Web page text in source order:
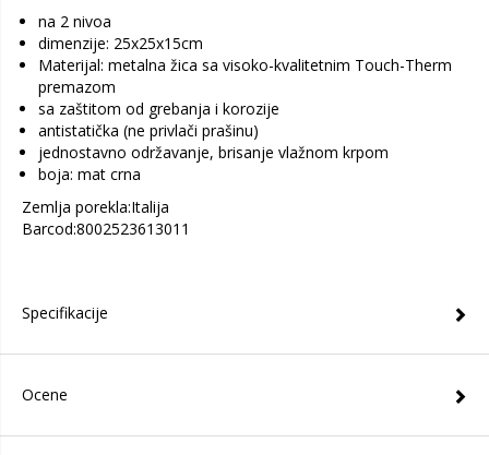
na 2 nivoa
dimenzije: 25x25x15cm
Materijal: metalna žica sa visoko-kvalitetnim Touch-Therm
premazom
sa zaštitom od grebanja i korozije
antistatička (ne privlači prašinu)
jednostavno održavanje, brisanje vlažnom krpom
boja: mat crna
Zemlja porekla:Italija
Barcod:8002523613011
Specifikacije
Ocene